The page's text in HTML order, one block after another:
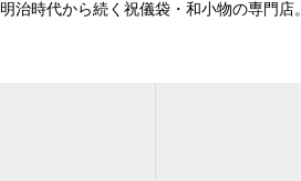
明治時代から続く祝儀袋・和小物の専門店。